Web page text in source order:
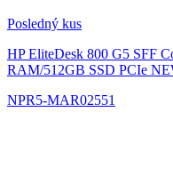
Posledný kus
HP EliteDesk 800 G5 SFF
RAM/512GB SSD PCIe
NPR5-MAR02551